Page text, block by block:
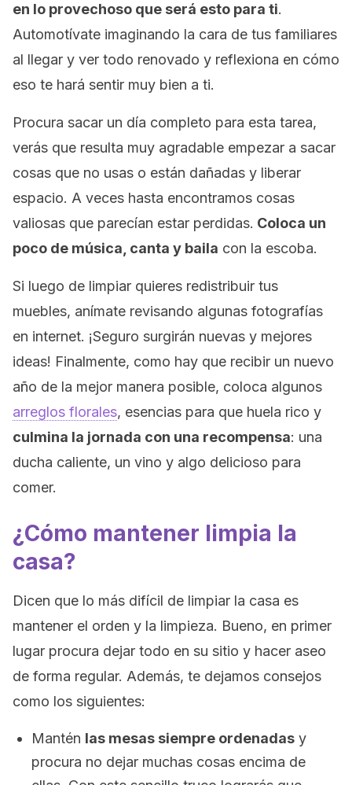
en lo provechoso que será esto para ti.
Automotívate imaginando la cara de tus familiares
al llegar y ver todo renovado y reflexiona en cómo
eso te hará sentir muy bien a ti.
Procura sacar un día completo para esta tarea,
verás que resulta muy agradable empezar a sacar
cosas que no usas o están dañadas y liberar
espacio. A veces hasta encontramos cosas
valiosas que parecían estar perdidas. Coloca un
poco de música, canta y baila con la escoba.
Si luego de limpiar quieres redistribuir tus
muebles, anímate revisando algunas fotografías
en internet. ¡Seguro surgirán nuevas y mejores
ideas! Finalmente, como hay que recibir un nuevo
año de la mejor manera posible, coloca algunos
arreglos florales, esencias para que huela rico y
culmina la jornada con una recompensa: una
ducha caliente, un vino y algo delicioso para
comer.
¿Cómo mantener limpia la
casa?
Dicen que lo más difícil de limpiar la casa es
mantener el orden y la limpieza. Bueno, en primer
lugar procura dejar todo en su sitio y hacer aseo
de forma regular. Además, te dejamos consejos
como los siguientes:
Mantén las mesas siempre ordenadas y
procura no dejar muchas cosas encima de